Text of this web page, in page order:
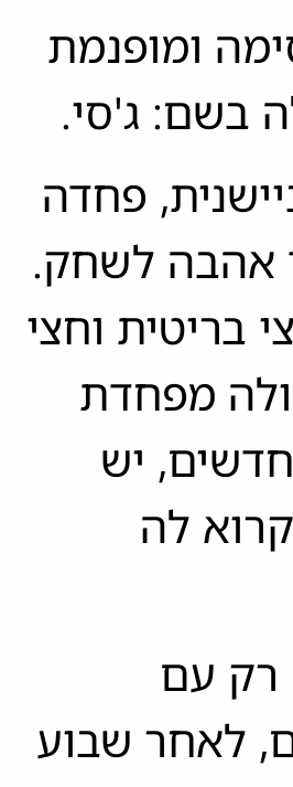
ומופנמת
בשם: ג'סי.
פחדה
אהבה לשחק.
בריטית וחצי
מפחדת
יש
לה
רק עם
לאחר שבוע